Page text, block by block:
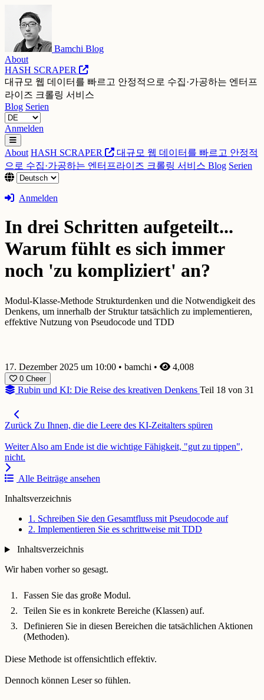
Bamchi Blog
About
HASH SCRAPER
대규모 웹 데이터를 빠르고 안정적으로 수집·가공하는 엔터프
라이즈 크롤링 서비스
Blog Serien
Anmelden
About HASH SCRAPER
대규모 웹 데이터를 빠르고 안정적
으로 수집·가공하는 엔터프라이즈 크롤링 서비스 Blog Serien
Anmelden
In drei Schritten aufgeteilt...
Warum fühlt es sich immer
noch 'zu kompliziert' an?
Modul-Klasse-Methode Strukturdenken und die Notwendigkeit des
Denkens, um innerhalb der Struktur tatsächlich zu implementieren,
effektive Nutzung von Pseudocode und TDD
17. Dezember 2025 um 10:00 • bamchi • 4,008
0 Cheer
Rubin und KI: Die Reise des kreativen Denkens Teil 18 von 31
Zurück Zu Ihnen, die die Leere des KI-Zeitalters spüren
WeiterAlso am Ende ist die wichtige Fähigkeit, "gut zu tippen",
nicht.
Alle Beiträge ansehen
Inhaltsverzeichnis
1. Schreiben Sie den Gesamtfluss mit Pseudocode auf
2. Implementieren Sie es schrittweise mit TDD
Inhaltsverzeichnis
Wir haben vorher so gesagt.
Fassen Sie das große Modul.
Teilen Sie es in konkrete Bereiche (Klassen) auf.
Definieren Sie in diesen Bereichen die tatsächlichen Aktionen
(Methoden).
Diese Methode ist offensichtlich effektiv.
Dennoch können Leser so fühlen.